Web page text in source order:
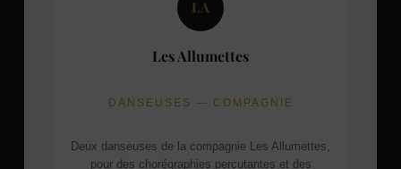
LA
Les Allumettes
DANSEUSES — COMPAGNIE
Deux danseuses de la compagnie Les Allumettes,
pour des chorégraphies percutantes et des